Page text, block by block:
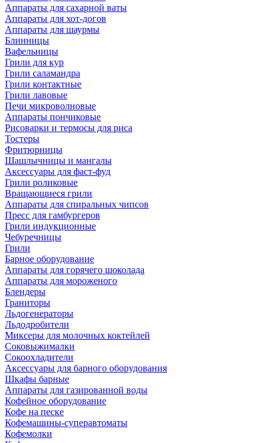
Аппараты для сахарной ваты
Аппараты для хот-догов
Аппараты для шаурмы
Блинницы
Вафельницы
Грили для кур
Грили саламандра
Грили контактные
Грили лавовые
Печи микроволновые
Аппараты пончиковые
Рисоварки и термосы для риса
Тостеры
Фритюрницы
Шашлычницы и мангалы
Аксессуары для фаст-фуд
Грили роликовые
Вращающиеся грили
Аппараты для спиральных чипсов
Пресс для гамбургеров
Грили индукционные
Чебуречницы
Грили
Барное оборудование
Аппараты для горячего шоколада
Аппараты для мороженого
Блендеры
Граниторы
Льдогенераторы
Льдодробители
Миксеры для молочных коктейлей
Соковыжималки
Сокоохладители
Аксессуары для барного оборудования
Шкафы барные
Аппараты для газированной воды
Кофейное оборудование
Кофе на песке
Кофемашины-суперавтоматы
Кофемолки